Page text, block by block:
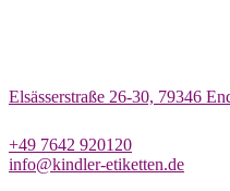
Elsässerstraße 26-30, 79346
+49 7642 920120
info@kindler-etiketten.de